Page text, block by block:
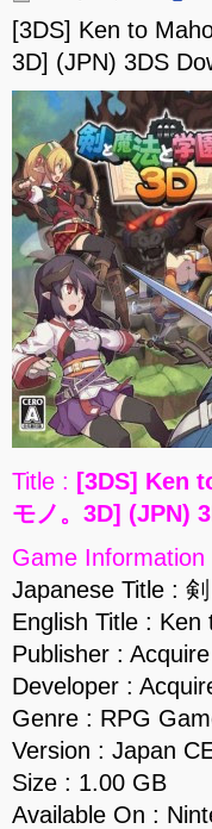
[3DS] Ken to
3D] (JPN) 3DS
Title : [3DS] Ken
モノ。3D] (JPN)
Game Information
Japanese Title :
English Title :
Publisher : Acquire
Developer :
Genre : RPG
Version : Japan
Size : 1.00 GB
Available On :